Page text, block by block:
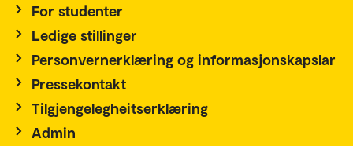
For studenter
Ledige stillinger
Personvernerklæring og informasjonskapslar
Pressekontakt
Tilgjengelegheitserklæring
Admin